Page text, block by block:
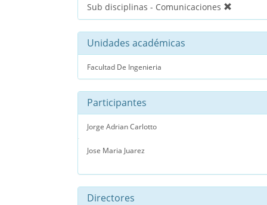
Sub disciplinas - Comunicaciones
Unidades académicas
Facultad De Ingenieria
Participantes
Jorge Adrian Carlotto
Jose Maria Juarez
Directores